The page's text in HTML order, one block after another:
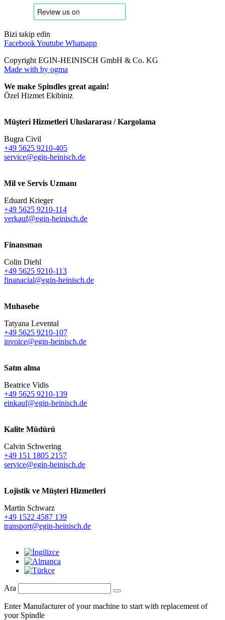
Bizi takip edin
FacebookYoutube Whatsapp
Copyright EGIN-HEINISCH GmbH & Co. KG
Made with by ogma
We make Spindles great again!
Özel Hizmet Ekibiniz
Müşteri Hizmetleri Uluslararası / Kargolama
Bugra Civil
+49 5625 9210-405
service@egin-heinisch.de
Mil ve Servis Uzmanı
Eduard Krieger
+49 5625 9210-114
verkauf@egin-heinisch.de
Finansman
Colin Diehl
+49 5625 9210-113
finanacial@egin-heinisch.de
Muhasebe
Tatyana Levental
+49 5625 9210-107
invoice@egin-heinisch.de
Satın alma
Beatrice Vidis
+49 5625 9210-139
einkauf@egin-heinisch.de
Kalite Müdürü
Calvin Schwering
+49 151 1805 2157
service@egin-heinisch.de
Lojistik ve Müşteri Hizmetleri
Martin Schwarz
+49 1522 4587 139
transport@egin-heinisch.de
Ara
Enter Manufacturer of your machine to start with replacement of
your Spindle